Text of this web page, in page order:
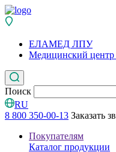
ЕЛАМЕД ЛПУ
Медицинский
Поиск
RU
8 800 350-00-13 Заказать
Покупателям
Каталог продукции